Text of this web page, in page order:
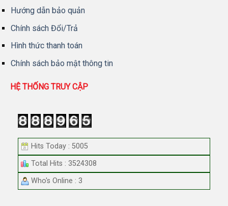
Hướng dẫn bảo quản
Chính sách Đổi/Trả
Hình thức thanh toán
Chính sách bảo mật thông tin
HỆ THỐNG TRUY CẬP
Hits Today : 5005
Total Hits : 3524308
Who's Online : 3